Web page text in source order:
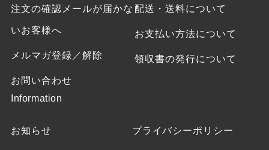
注文の確認メールが届かな
いお客様へ
メルマガ登録／解除
お問い合わせ
配送・送料について
お支払い方法について
領収書の発行について
Information
お知らせ プライバシーポリシー